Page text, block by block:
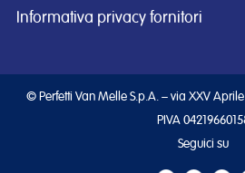
Informativa privacy fornitori
© Perfetti Van Melle S.p.A. – via XXV
PIVA
Seguici su